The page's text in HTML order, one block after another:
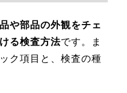
や部品の外観をチェ
る検査方法です。ま
ク項目と、検査の種